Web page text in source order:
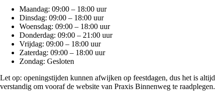
Maandag: 09:00 – 18:00 uur
Dinsdag: 09:00 – 18:00 uur
Woensdag: 09:00 – 18:00 uur
Donderdag: 09:00 – 21:00 uur
Vrijdag: 09:00 – 18:00 uur
Zaterdag: 09:00 – 18:00 uur
Zondag: Gesloten
Let op: openingstijden kunnen afwijken op feestdagen, dus het is altijd
verstandig om vooraf de website van Praxis Binnenweg te raadplegen.